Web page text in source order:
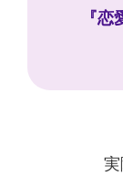
『
実